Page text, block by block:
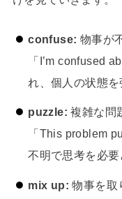
confuse: 物事が
「I’m confused
れ、個人の状態を
puzzle: 複雑な問
「This problem
不明で思考を必要
mix up: 物事を取